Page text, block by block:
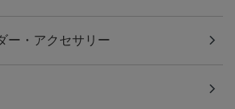
ー・アクセサリー